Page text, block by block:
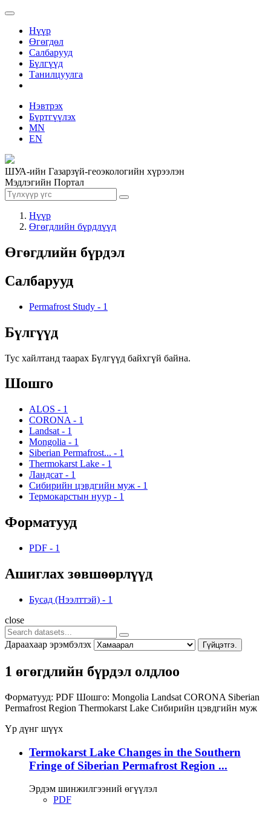
Нүүр
Өгөгдөл
Салбарууд
Бүлгүүд
Танилцуулга
Нэвтрэх
Бүртгүүлэх
MN
EN
ШУА-ийн Газарзүй-геоэкологийн хүрээлэн
Мэдлэгийн Портал
Нүүр
Өгөгдлийн бүрдлүүд
Өгөгдлийн бүрдэл
Салбарууд
Permafrost Study - 1
Бүлгүүд
Тус хайлтанд таарах Бүлгүүд байхгүй байна.
Шошго
ALOS - 1
CORONA - 1
Landsat - 1
Mongolia - 1
Siberian Permafrost... - 1
Thermokarst Lake - 1
Ландсат - 1
Сибирийн цэвдгийн муж - 1
Термокарстын нуур - 1
Форматууд
PDF - 1
Ашиглах зөвшөөрлүүд
Бусад (Нээлттэй) - 1
close
Дараахаар эрэмбэлэх Гүйцэтгэ.
1 өгөгдлийн бүрдэл олдлоо
Форматууд: PDF Шошго: Mongolia Landsat CORONA Siberian
Permafrost Region Thermokarst Lake Сибирийн цэвдгийн муж
Үр дүнг шүүх
Termokarst Lake Changes in the Southern
Fringe of Siberian Permafrost Region ...
Эрдэм шинжилгээний өгүүлэл
PDF